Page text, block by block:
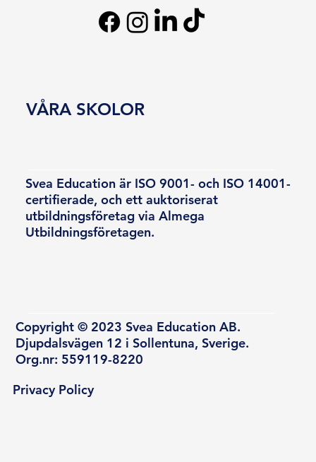
Svea Education är ISO 9001- och ISO 14001-
certifierade, och ett auktoriserat
utbildningsföretag via Almega
Utbildningsföretagen.
Copyright © 2023 Svea Education AB.
Djupdalsvägen 12 i Sollentuna, Sverige.
Org.nr: 559119-8220
VÅRA SKOLOR
Privacy Policy